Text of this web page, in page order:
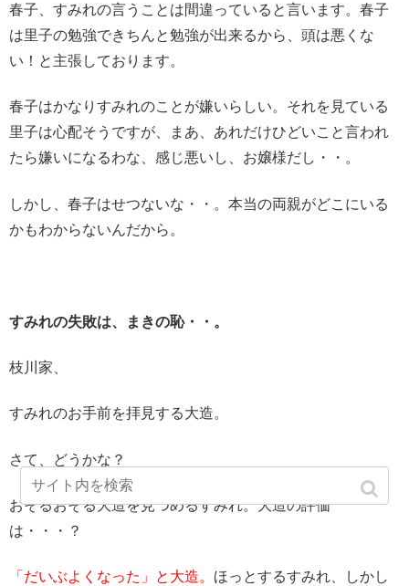
春子、すみれの言うことは間違っていると言います。春子
は里子の勉強できちんと勉強が出来るから、頭は悪くな
い！と主張しております。
春子はかなりすみれのことが嫌いらしい。それを見ている
里子は心配そうですが、まあ、あれだけひどいこと言われ
たら嫌いになるわな、感じ悪いし、お嬢様だし・・。
しかし、春子はせつないな・・。本当の両親がどこにいる
かもわからないんだから。
すみれの失敗は、まきの恥・・。
枝川家、
すみれのお手前を拝見する大造。
さて、どうかな？
おそるおそる大造を見つめるすみれ。大造の評価
は・・・？
「だいぶよくなった」と大造。 ほっとするすみれ、しかし